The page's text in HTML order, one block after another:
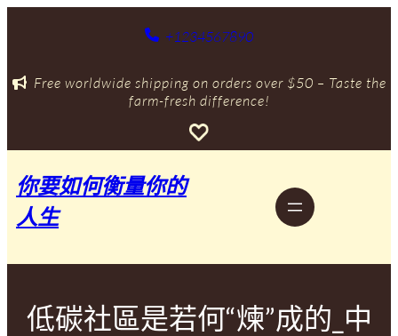
內
+1234567890
Free worldwide shipping on orders over $50 – Taste the
farm-fresh difference!
你要如何衡量你的
人生
低碳社區是若何“煉”成的_中